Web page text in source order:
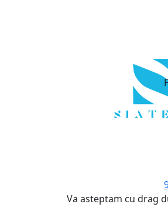
Va asteptam cu drag